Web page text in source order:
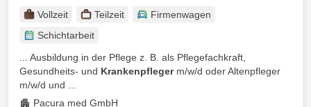
Vollzeit Teilzeit
Firmenwagen
Schichtarbeit
... Ausbildung in der Pflege z. B. als Pflegefachkraft,
Gesundheits- und Krankenpflegerm/w/d oder Altenpfleger
m/w/d und ...
Pacura med GmbH